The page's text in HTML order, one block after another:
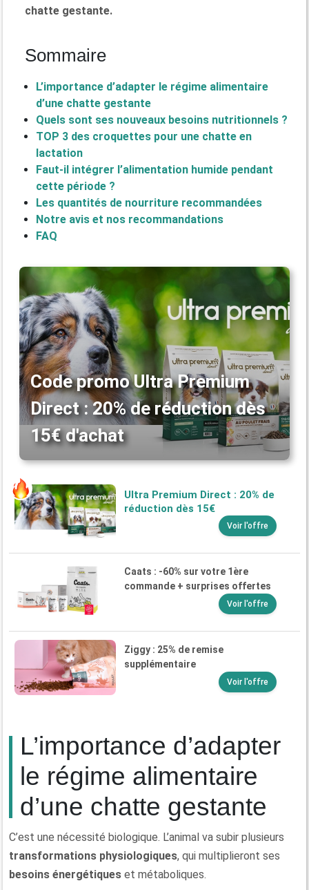
chatte gestante.
Sommaire
L’importance d’adapter le régime alimentaire
d’une chatte gestante
Quels sont ses nouveaux besoins nutritionnels ?
TOP 3 des croquettes pour une chatte en
lactation
Faut-il intégrer l’alimentation humide pendant
cette période ?
Les quantités de nourriture recommandées
Notre avis et nos recommandations
FAQ
Code promo Ultra Premium
Direct : 20% de réduction dès
15€ d'achat
Ultra Premium Direct : 20% de
réduction dès 15€
Voir l'offre
Caats : -60% sur votre 1ère
commande + surprises offertes
Voir l'offre
Ziggy : 25% de remise
supplémentaire
Voir l'offre
L’importance d’adapter
le régime alimentaire
d’une chatte gestante
C’est une nécessité biologique. L’animal va subir plusieurs
transformations physiologiques, qui multiplieront ses
besoins énergétiques et métaboliques.